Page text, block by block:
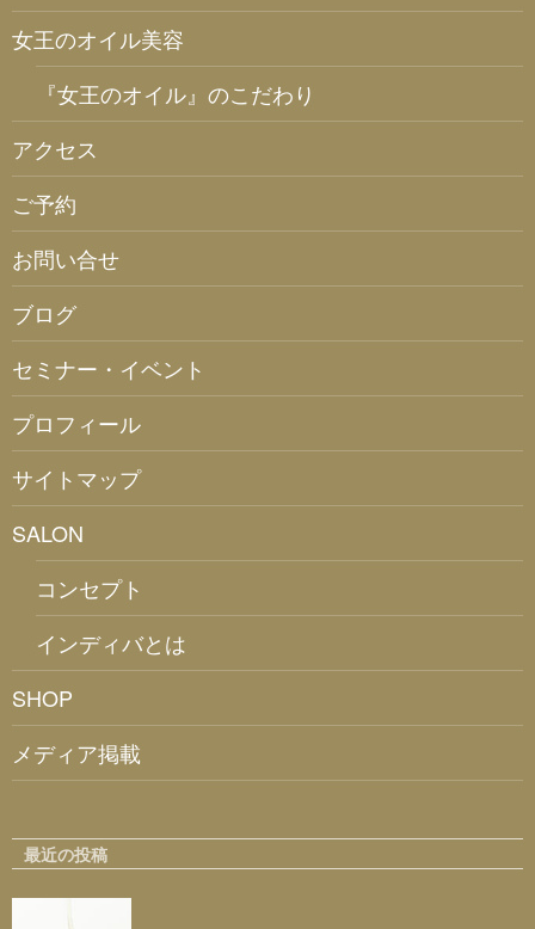
女王のオイル美容
『女王のオイル』のこだわり
アクセス
ご予約
お問い合せ
ブログ
セミナー・イベント
プロフィール
サイトマップ
SALON
コンセプト
インディバとは
SHOP
メディア掲載
最近の投稿